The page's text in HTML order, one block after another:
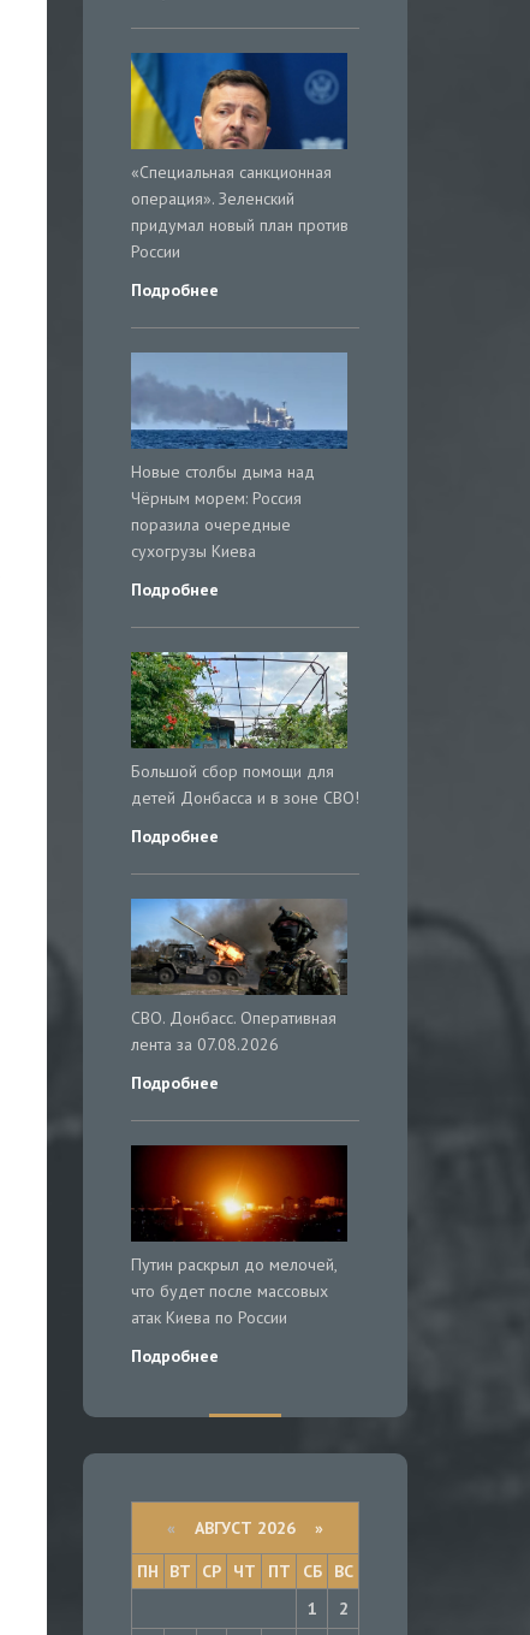
«Специальная санкционная
операция». Зеленский
придумал новый план против
России
Подробнее
Новые столбы дыма над
Чёрным морем: Россия
поразила очередные
сухогрузы Киева
Подробнее
Большой сбор помощи для
детей Донбасса и в зоне СВО!
Подробнее
СВО. Донбасс. Оперативная
лента за 07.08.2026
Подробнее
Путин раскрыл до мелочей,
что будет после массовых
атак Киева по России
Подробнее
« АВГУСТ 2026 »
ПН
ВТ СР ЧТ ПТ СБ
ВС
1
2